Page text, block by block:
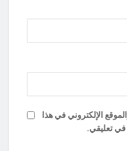
الإلكتروني في هذا
في تعليقي.